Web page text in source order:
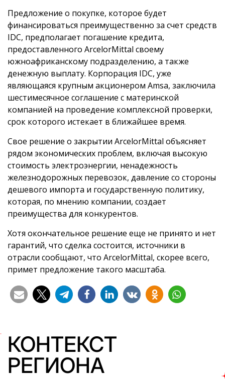
Предложение о покупке, которое будет
финансироваться преимущественно за счет средств
IDC, предполагает погашение кредита,
предоставленного ArcelorMittal своему
южноафриканскому подразделению, а также
денежную выплату. Корпорация IDC, уже
являющаяся крупным акционером Amsa, заключила
шестимесячное соглашение с материнской
компанией на проведение комплексной проверки,
срок которого истекает в ближайшее время.
Свое решение о закрытии ArcelorMittal объясняет
рядом экономических проблем, включая высокую
стоимость электроэнергии, ненадежность
железнодорожных перевозок, давление со стороны
дешевого импорта и государственную политику,
которая, по мнению компании, создает
преимущества для конкурентов.
Хотя окончательное решение еще не принято и нет
гарантий, что сделка состоится, источники в
отрасли сообщают, что ArcelorMittal, скорее всего,
примет предложение такого масштаба.
КОНТЕКСТ
РЕГИОНА